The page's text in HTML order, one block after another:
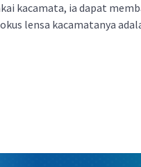
kacamata, ia dapat
lensa kacamatanya